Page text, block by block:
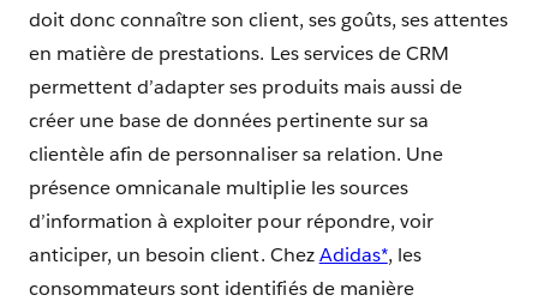
doit donc connaître son client, ses goûts, ses attentes
en matière de prestations. Les services de CRM
permettent d’adapter ses produits mais aussi de
créer une base de données pertinente sur sa
clientèle afin de personnaliser sa relation. Une
présence omnicanale multiplie les sources
d’information à exploiter pour répondre, voir
anticiper, un besoin client. ChezAdidas*, les
consommateurs sont identifiés de manière